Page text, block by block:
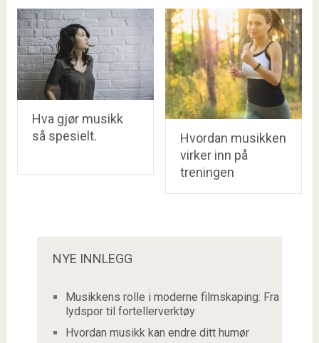
Hva gjør musikk
så spesielt.
Hvordan musikken
virker inn på
treningen
NYE INNLEGG
Musikkens rolle i moderne filmskaping: Fra
lydspor til fortellerverktøy
Hvordan musikk kan endre ditt humør